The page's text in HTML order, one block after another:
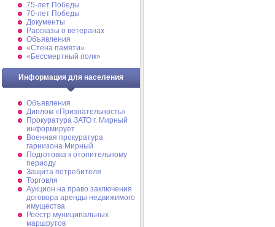
75-лет Победы
70-лет Победы
Документы
Рассказы о ветеранах
Объявления
«Стена памяти»
«Бессмертный полк»
Информация для населения
Объявления
Диплом «Признательность»
Прокуратура ЗАТО г. Мирный
информирует
Военная прокуратура
гарнизона Мирный
Подготовка к отопительному
периоду
Защита потребителя
Торговля
Аукцион на право заключения
договора аренды недвижимого
имущества
Реестр муниципальных
маршрутов